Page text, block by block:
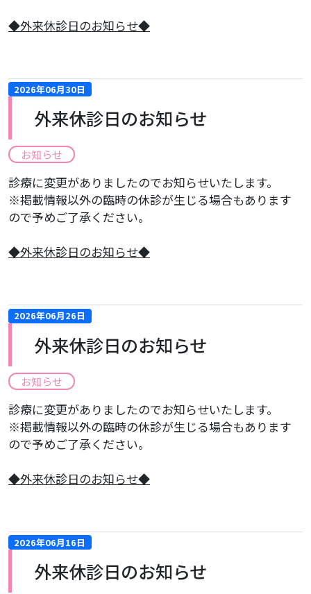
​◆外来休診日のお知らせ◆
2026年06月30日
外来休診日のお知らせ
お知らせ
診療に変更がありましたのでお知らせいたします。
※掲載情報以外の臨時の休診が生じる場合もあります
ので予めご了承ください。
​◆外来休診日のお知らせ◆
2026年06月26日
外来休診日のお知らせ
お知らせ
診療に変更がありましたのでお知らせいたします。
※掲載情報以外の臨時の休診が生じる場合もあります
ので予めご了承ください。
​◆外来休診日のお知らせ◆
2026年06月16日
外来休診日のお知らせ